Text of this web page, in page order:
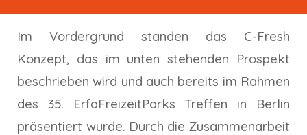
Im Vordergrund standen das C-Fresh
Konzept, das im unten stehenden Prospekt
beschriebenwird und auch bereits im Rahmen
des 35. ErfaFreizeitParks Treffen in Berlin
präsentiert wurde. Durch die Zusammenarbeit